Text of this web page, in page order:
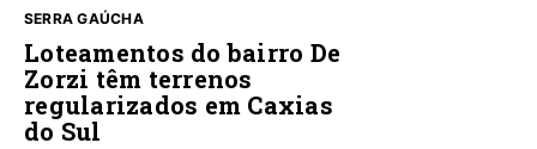
SERRA GAÚCHA
Loteamentos do bairro De
Zorzi têm terrenos
regularizados em Caxias
do Sul